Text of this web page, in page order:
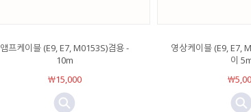
앰프케이블 (E9, E7, M0153S)겸용 -
10m
￦15,000
영상케이블 (E9, E7,
이
￦